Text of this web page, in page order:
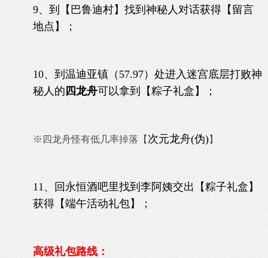
9、到【巴鲁迪村】找到神秘人对话获得【留言
地点】；
10、到温迪亚镇（57.97）处进入迷宫底层打败神
秘人的 四龙舟可以拿到【粽子礼盒】；
※四龙舟怪有低几率掉落【 次元龙舟(伪)】
11、回永恒酒吧里找到李阿姨交出【粽子礼盒】
获得【端午活动礼包】；
高级礼包路线：